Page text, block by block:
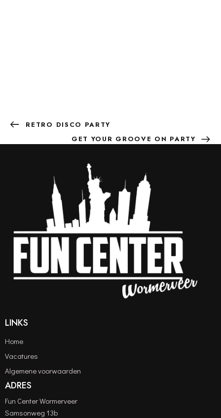
RETRO DISCO PARTY
GET YOUR GROOVE ON PARTY
LINKS
Home
Vacatures
Algemene voorwaarden
ADRES
Fun Center Wormerveer
Samsonweg 13b